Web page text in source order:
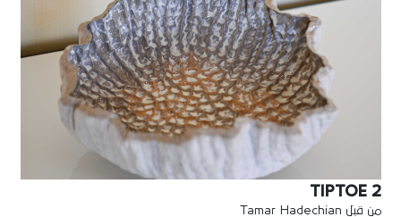
TIPTOE 2
من قبل Tamar Hadechian